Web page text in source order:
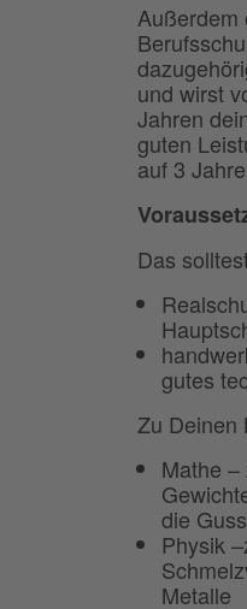
Außerdem
und wirst
Jahren
guten
auf 3
Das
gutes
Zu Deinen
Mathe
die
Physik
Metalle